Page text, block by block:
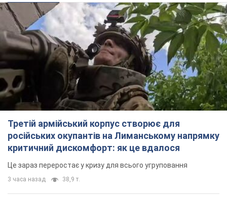
Третій армійський корпус створює для
російських окупантів на Лиманському напрямку
критичний дискомфорт: як це вдалося
Це зараз переростає у кризу для всього угруповання
3 часа назад 38,9 т.